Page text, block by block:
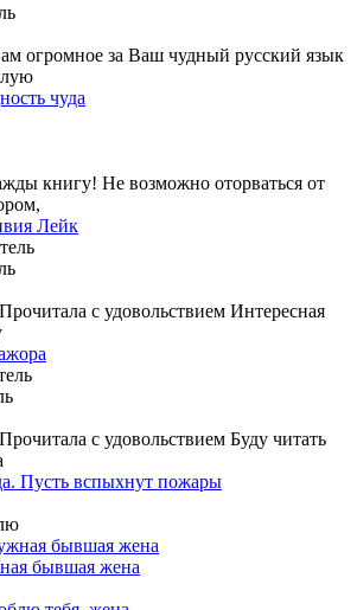
огромное за Ваш чудный русский язык
чуда
книгу! Не возможно оторваться от
Лейк
с удовольствием Интересная
с удовольствием Буду читать
Пусть вспыхнут пожары
бывшая жена